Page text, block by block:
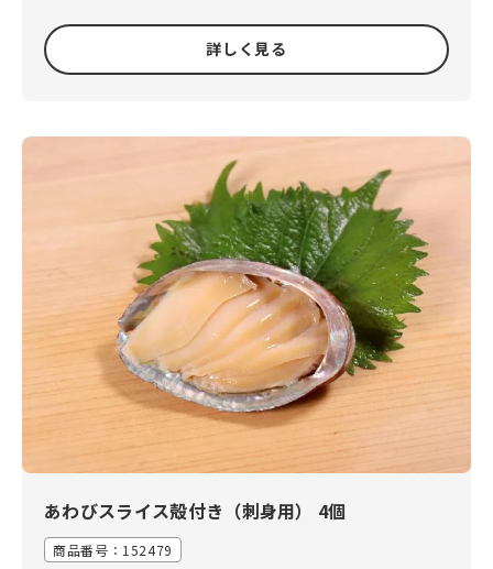
詳しく見る
あわびスライス殻付き（刺身用） 4個
商品番号：152479